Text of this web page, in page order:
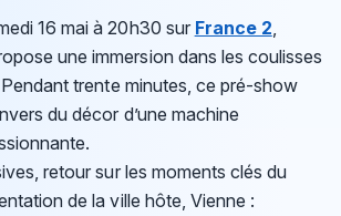
16 mai à 20h30 sur France 2
une immersion dans les coulisses
Pendant trente minutes, ce pré-show
du décor d’une machine
retour sur les moments clés du
de la ville hôte, Vienne :